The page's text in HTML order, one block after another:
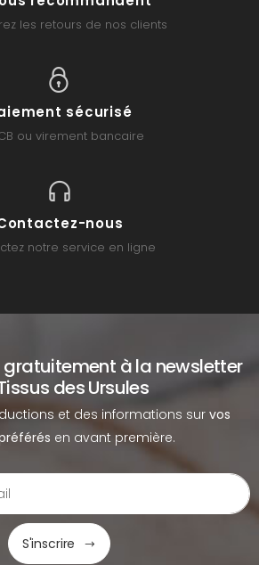
les retours de nos clients
sécurisé
ou virement bancaire
nous
notre service en ligne
à la newsletter
des Ursules
et des informations sur vos
en avant première.
S'inscrire